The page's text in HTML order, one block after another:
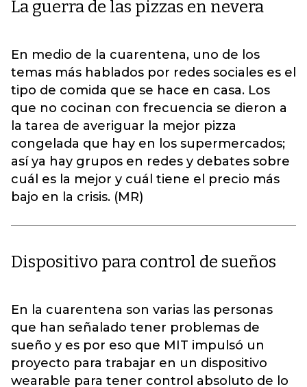
La guerra de las pizzas en nevera
En medio de la cuarentena, uno de los
temas más hablados por redes sociales es el
tipo de comida que se hace en casa. Los
que no cocinan con frecuencia se dieron a
la tarea de averiguar la mejor pizza
congelada que hay en los supermercados;
así ya hay grupos en redes y debates sobre
cuál es la mejor y cuál tiene el precio más
bajo en la crisis. (MR)
Dispositivo para control de sueños
En la cuarentena son varias las personas
que han señalado tener problemas de
sueño y es por eso que MIT impulsó un
proyecto para trabajar en un dispositivo
wearable para tener control absoluto de lo